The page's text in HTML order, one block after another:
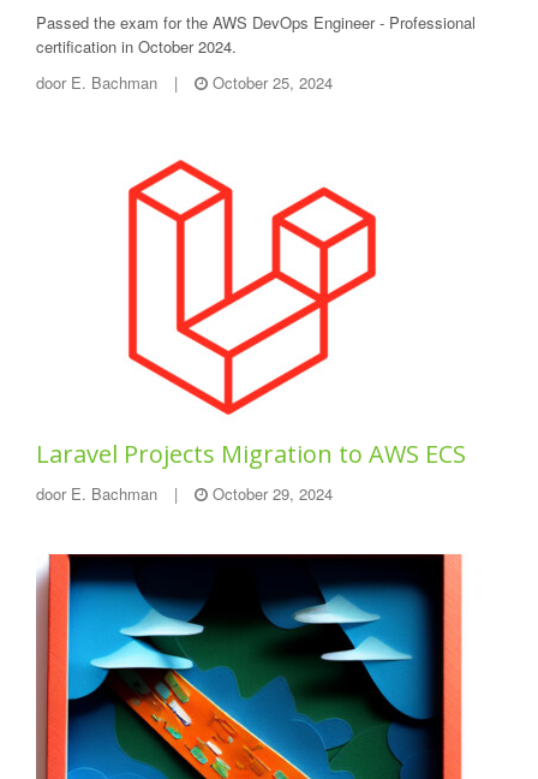
Passed the exam for the AWS DevOps Engineer - Professional
certification in October 2024.
door E. Bachman | October 25, 2024
Laravel Projects Migration to AWS ECS
door E. Bachman | October 29, 2024